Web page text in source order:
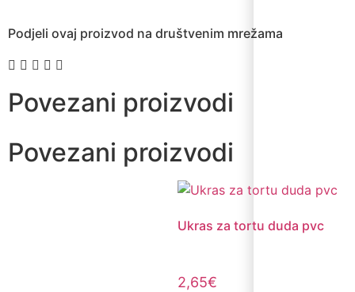
Podjeli ovaj proizvod na društvenim mrežama
Povezani proizvodi
Povezani proizvodi
Ukras za tortu duda pvc
2,65€